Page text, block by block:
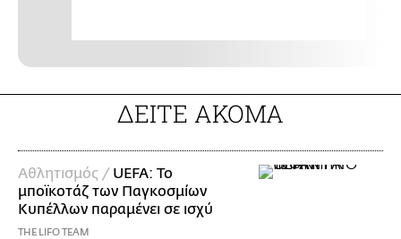
ΔΕΙΤΕ ΑΚΟΜΑ
Αθλητισμός / UEFA: Το
μποϊκοτάζ των Παγκοσμίων
Κυπέλλων παραμένει σε ισχύ
THE LIFO TEAM